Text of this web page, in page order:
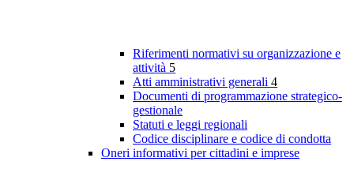
Riferimenti normativi su organizzazione e
attività 5
Atti amministrativi generali 4
Documenti di programmazione strategico-
gestionale
Statuti e leggi regionali
Codice disciplinare e codice di condotta
Oneri informativi per cittadini e imprese